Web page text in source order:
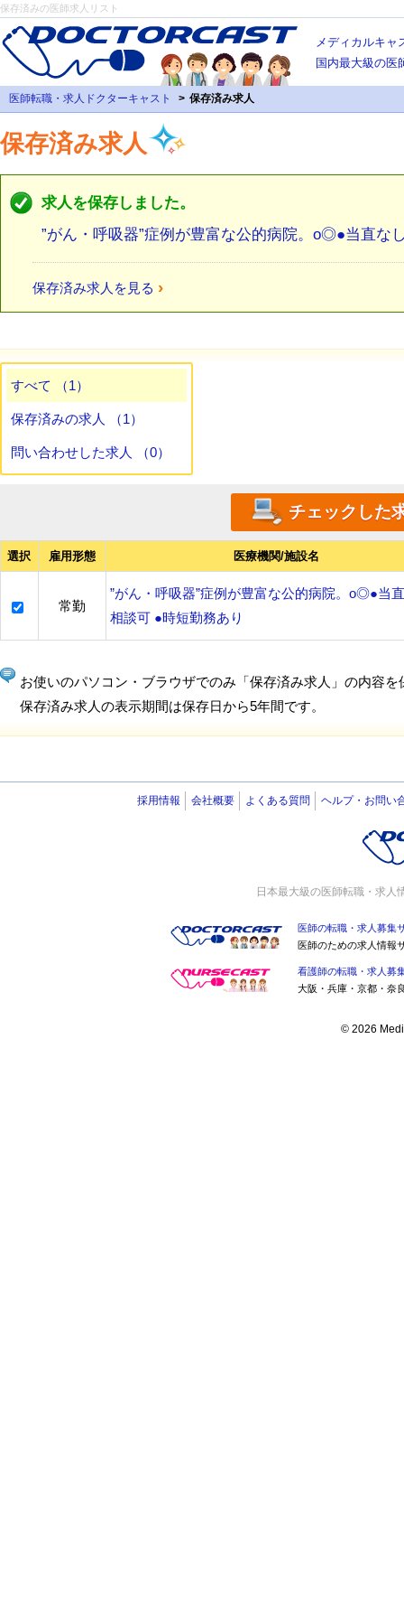
保存済みの医師求人リスト
メディカルキャ
国内最大級の医
医師転職・求人ドクターキャスト 保存済み求人
保存済み求人
求人を保存しました。
”がん・呼吸器”症例が豊富な公的病院。o◎●当直な
保存済み求人を見る ›
すべて （1）
保存済みの求人 （1）
問い合わせした求人 （0）
選択 雇用形態 医療機関/施設名
常勤
”がん・呼吸器”症例が豊富な公的病院。o◎●当
相談可 ●時短勤務あり
お使いのパソコン・ブラウザでのみ「保存済み求人」の内容を
保存済み求人の表示期間は保存日から5年間です。
採用情報 会社概要 よくある質問 ヘルプ・お問い
日本最大級の医師転職・求人
医師の転職・求人募集
医師のための求人情報
看護師の転職・求人募
大阪・兵庫・京都・奈
© 2026